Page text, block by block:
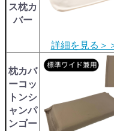
ス枕カ
バー
詳細を見る＞
枕カバ
ーコッ
トンシ
ャンパ
ンゴー